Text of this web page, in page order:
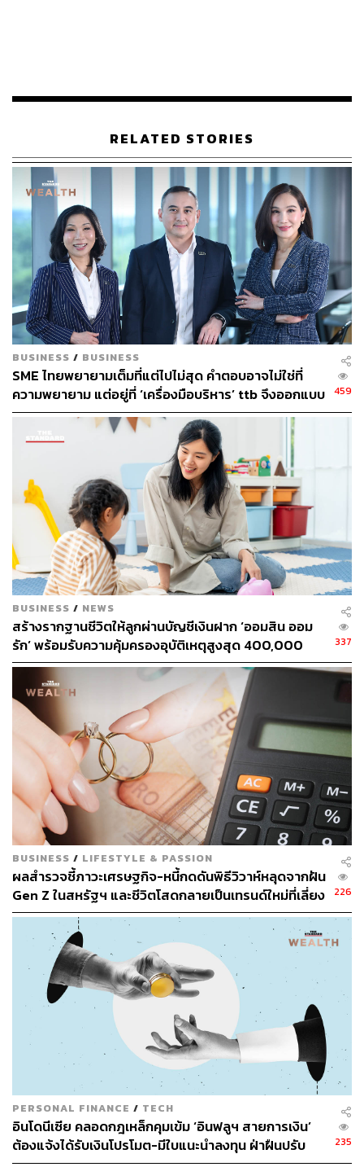
สำนักข่าวเศรษฐกิจ ธุรกิจ และการลงทุน โดย
RELATED STORIES
BUSINESS / BUSINESS
SME ไทยพยายามเต็มที่แต่ไปไม่สุด คำตอบอาจไม่ใช่ที่
ความพยายาม แต่อยู่ที่ ‘เครื่องมือบริหาร’ ttb จึงออกแบบ
ttb business one แพลตฟอร์มที่มุ่งเป็น ‘Digital CFO’
459
BUSINESS / NEWS
สร้างรากฐานชีวิตให้ลูกผ่านบัญชีเงินฝาก ‘ออมสิน ออม
รัก’ พร้อมรับความคุ้มครองอุบัติเหตุสูงสุด 400,000
บาท ดอกเบี้ยรับเต็ม ไม่เสียภาษี [Advertorial]
337
BUSINESS / LIFESTYLE & PASSION
ผลสำรวจชี้ภาวะเศรษฐกิจ-หนี้กดดันพิธีวิวาห์หลุดจากฝัน
Gen Z ในสหรัฐฯ และชีวิตโสดกลายเป็นเทรนด์ใหม่ที่เลี่ยง
ไม่ได้
226
PERSONAL FINANCE / TECH
อินโดนีเซีย คลอดกฎเหล็กคุมเข้ม ‘อินฟลูฯ สายการเงิน’
ต้องแจ้งได้รับเงินโปรโมต-มีใบแนะนำลงทุน ฝ่าฝืนปรับ
235